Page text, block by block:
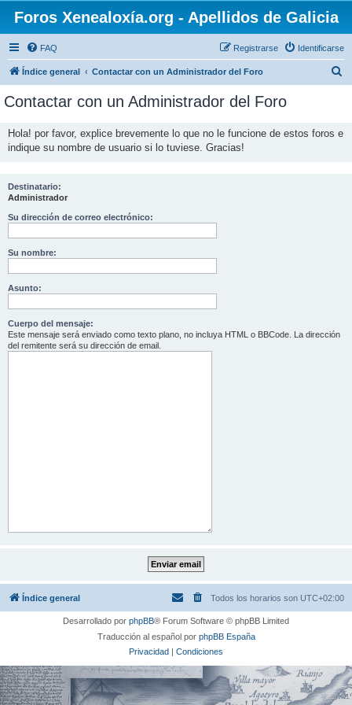
Foros Xenealoxía.org - Apellidos de Galicia
FAQ Identificarse
Registrarse
Índice general Contactar con un Administrador del Foro
Contactar con un Administrador del Foro
Hola! por favor, explice brevemente lo que no le funcione de estos foros e
indique su nombre de usuario si lo tuviese. Gracias!
Destinatario:
Administrador
Su dirección de correo electrónico:
Su nombre:
Asunto:
Cuerpo del mensaje:
Este mensaje será enviado como texto plano, no incluya HTML o BBCode. La dirección
del remitente será su dirección de email.
Índice general Todos los horarios son UTC+02:00
Desarrollado por phpBB® Forum Software © phpBB Limited
Traducción al español por phpBB España
Privacidad | Condiciones